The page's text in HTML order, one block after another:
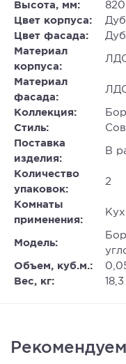
Высота, мм:
820
Цвет корпуса:
Цвет фасада:
Материал
корпуса:
Материал
фасада:
Коллекция:
Стиль:
Поставка
изделия:
В
Количество
упаковок:
2
Комнаты
применения:
Модель:
Объем, куб.м.:
Вес, кг:
18,3
Рекомендуем